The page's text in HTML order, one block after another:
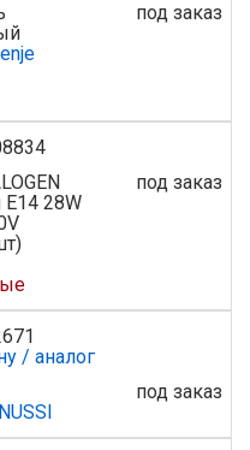
под заказ
28W
под заказ
/ аналог
под заказ